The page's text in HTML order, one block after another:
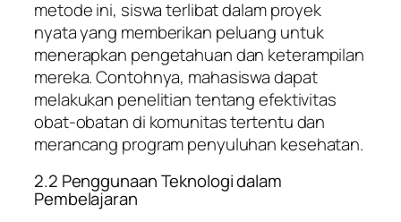
metode ini, siswa terlibat dalam proyek
nyata yang memberikan peluang untuk
menerapkan pengetahuan dan keterampilan
mereka. Contohnya, mahasiswa dapat
melakukan penelitian tentang efektivitas
obat-obatan di komunitas tertentu dan
merancang program penyuluhan kesehatan.
2.2 Penggunaan Teknologi dalam
Pembelajaran